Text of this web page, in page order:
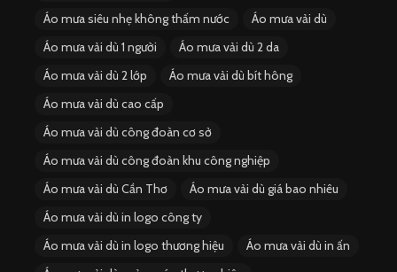
Áo mưa siêu nhẹ không thấm nước
Áo mưa vải dù
Áo mưa vải dù 1 người
Áo mưa vải dù 2 da
Áo mưa vải dù 2 lớp
Áo mưa vải dù bít hông
Áo mưa vải dù cao cấp
Áo mưa vải dù công đoàn cơ sở
Áo mưa vải dù công đoàn khu công nghiệp
Áo mưa vải dù Cần Thơ
Áo mưa vải dù giá bao nhiêu
Áo mưa vải dù in logo công ty
Áo mưa vải dù in logo thương hiệu
Áo mưa vải dù in ấn